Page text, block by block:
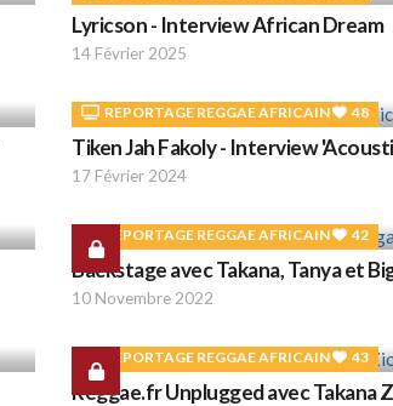
Lyricson - Interview African Dream
14 Février 2025
REPORTAGE REGGAE AFRICAIN 48
Tiken Jah Fakoly - Interview
17 Février 2024
REPORTAGE REGGAE AFRICAIN 42
Backstage avec Takana, Tanya et
10 Novembre 2022
REPORTAGE REGGAE AFRICAIN 43
Reggae.fr Unplugged avec Takana